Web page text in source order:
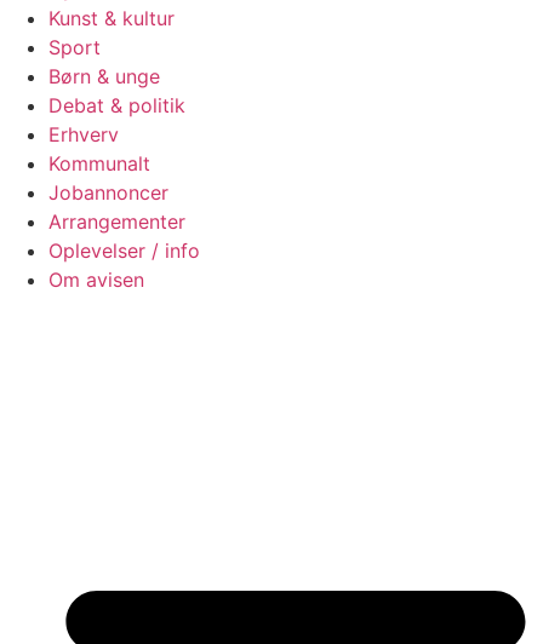
Kunst & kultur
Sport
Børn & unge
Debat & politik
Erhverv
Kommunalt
Jobannoncer
Arrangementer
Oplevelser / info
Om avisen